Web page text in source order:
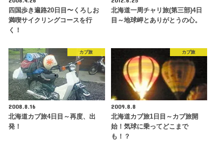
四国歩き遍路20日目〜くろしお
満喫サイクリングコースを行
く！
北海道一周チャリ旅(第三部)4日
目～地球岬とありがとうの心。
カブ旅
2008.8.16
北海道カブ旅4日目～再度、出
発！
カブ旅
2009.8.8
北海道カブ旅1日目～カブ旅開
始！気球に乗ってどこまで
も！？